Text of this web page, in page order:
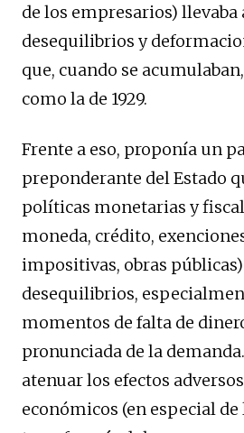
de los empresarios) llevaba
desequilibrios y
que, cuando se
como la de 1929.
Frente a eso, proponía un
preponderante del Estado
políticas monetarias y
moneda, crédito,
impositivas, obras
desequilibrios,
momentos de falta de
pronunciada de la
atenuar los efectos
económicos (en especial de